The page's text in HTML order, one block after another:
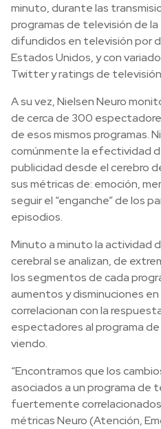
minuto, durante las
programas de televisión de la
difundidos en televisión por
Estados Unidos, y con
Twitter y ratings de
A su vez, Nielsen Neuro
de cerca de 300
de esos mismos programas.
comúnmente la efectividad
publicidad desde el cerebro
sus métricas de: emoción,
seguir el “enganche” de los
episodios.
Minuto a minuto la actividad
cerebral se analizan, de
los segmentos de cada
aumentos y disminuciones
correlacionan con la
espectadores al programa
viendo.
“Encontramos que los
asociados a un programa de
fuertemente
métricas Neuro (Atención,